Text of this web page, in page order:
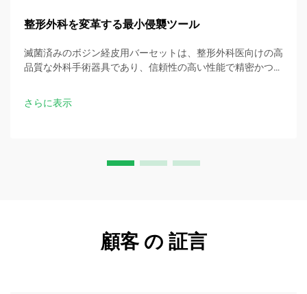
整形外科を変革する最小侵襲ツール
滅菌済みのボジン経皮用バーセットは、整形外科医向けの高
品質な外科手術器具であり、信頼性の高い性能で精密かつ最
さらに表示
顧客 の 証言